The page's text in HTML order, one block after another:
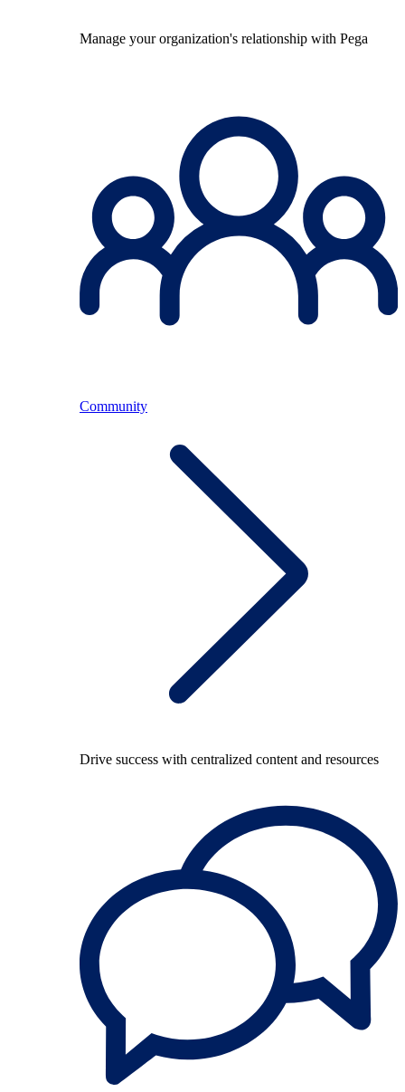
Manage your organization's relationship with Pega
Community
Drive success with centralized content and resources